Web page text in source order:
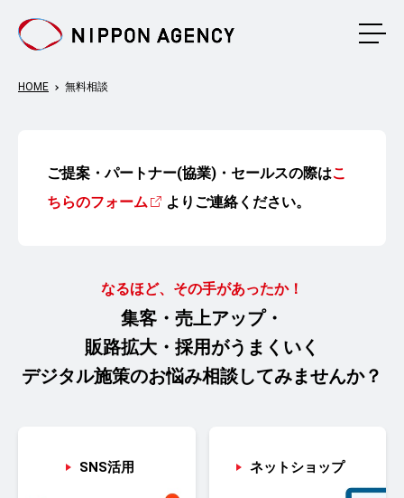
メニ
HOME 無料相談
ご提案・パートナー(協業)・セールスの際はこ
ちらのフォーム
よりご連絡ください。
なるほど、その手があったか！
集客・売上アップ・
販路拡大・採用がうまくいく
デジタル施策のお悩み相談してみませんか？
SNS活用 ネットショップ